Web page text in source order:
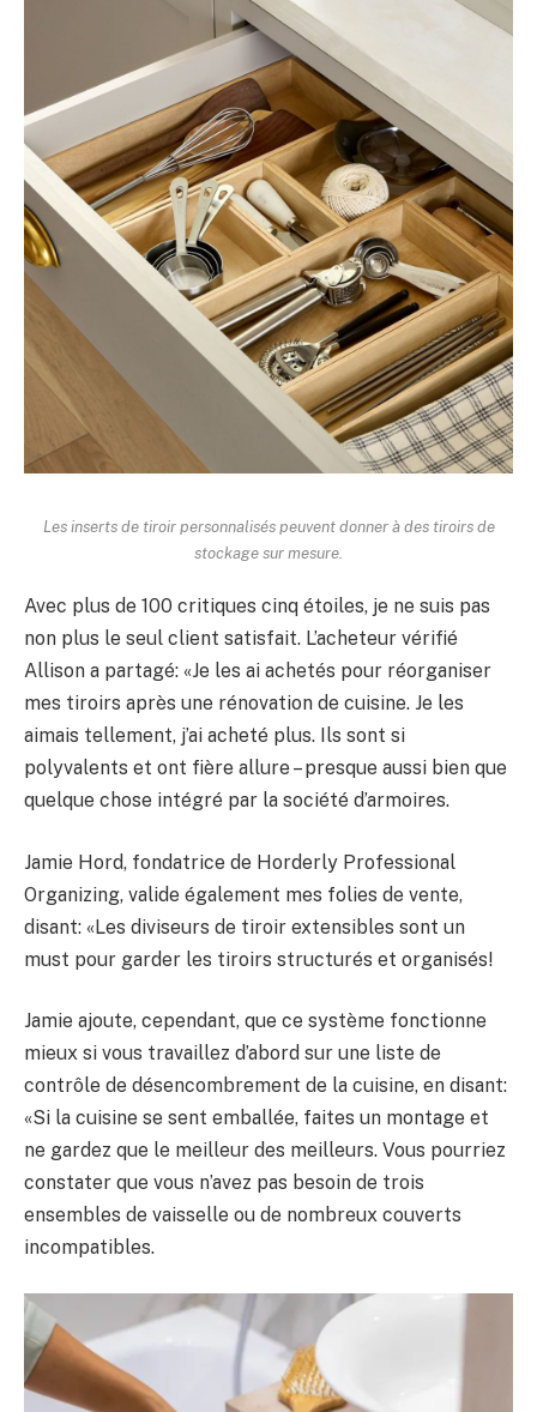
Les inserts de tiroir personnalisés peuvent donner à des tiroirs de
stockage sur mesure.
Avec plus de 100 critiques cinq étoiles, je ne suis pas
non plus le seul client satisfait. L’acheteur vérifié
Allison a partagé: «Je les ai achetés pour réorganiser
mes tiroirs après une rénovation de cuisine. Je les
aimais tellement, j’ai acheté plus. Ils sont si
polyvalents et ont fière allure – presque aussi bien que
quelque chose intégré par la société d’armoires.
Jamie Hord, fondatrice de Horderly Professional
Organizing, valide également mes folies de vente,
disant: «Les diviseurs de tiroir extensibles sont un
must pour garder les tiroirs structurés et organisés!
Jamie ajoute, cependant, que ce système fonctionne
mieux si vous travaillez d’abord sur une liste de
contrôle de désencombrement de la cuisine, en disant:
«Si la cuisine se sent emballée, faites un montage et
ne gardez que le meilleur des meilleurs. Vous pourriez
constater que vous n’avez pas besoin de trois
ensembles de vaisselle ou de nombreux couverts
incompatibles.